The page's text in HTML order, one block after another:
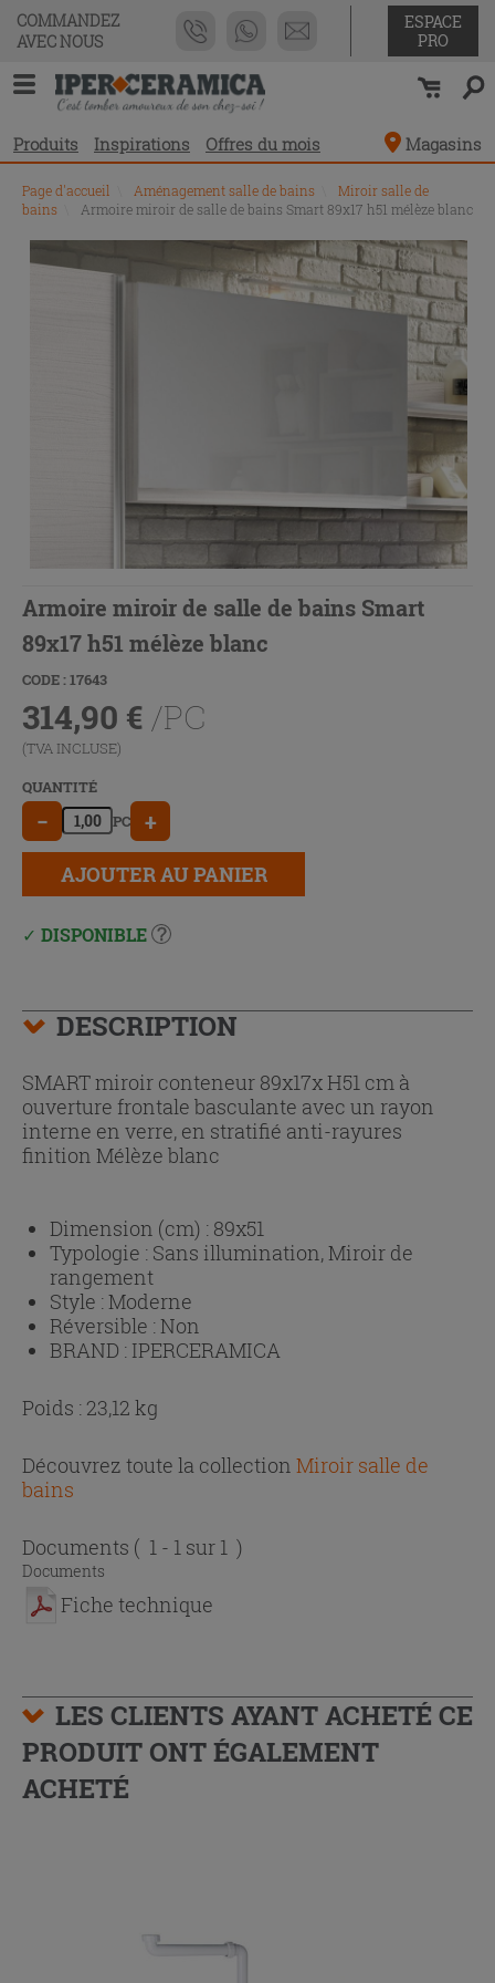
COMMANDEZ
AVEC NOUS
ESPACE
PRO
Produits Inspirations Offres du mois Magasins
Page d'accueil Aménagement salle de bains
Miroir salle de
bains
Armoire miroir de salle de bains Smart 89x17 h51 mélèze blanc
Armoire miroir de salle de bains Smart
89x17 h51 mélèze blanc
CODE : 17643
314,90 € /PC
(TVA INCLUSE)
QUANTITÉ
− PC +
AJOUTER AU PANIER
DISPONIBLE
DESCRIPTION
SMART miroir conteneur 89x17x H51 cm à
ouverture frontale basculante avec un rayon
interne en verre, en stratifié anti-rayures
finition Mélèze blanc
Dimension (cm) : 89x51
Typologie : Sans illumination, Miroir de
rangement
Style :Moderne
Réversible :Non
BRAND : IPERCERAMICA
Poids : 23,12 kg
Découvrez toute la collection Miroir salle de
bains
Documents ( 1 - 1 sur 1 )
Documents
Fiche technique
LES CLIENTS AYANT ACHETÉ CE
PRODUIT ONT ÉGALEMENT
ACHETÉ